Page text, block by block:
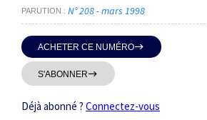
PARUTION N° 208 - mars 1998
ACHETER CE NUMÉRO
S'ABONNER
Déjà abonné ? Connectez-vous